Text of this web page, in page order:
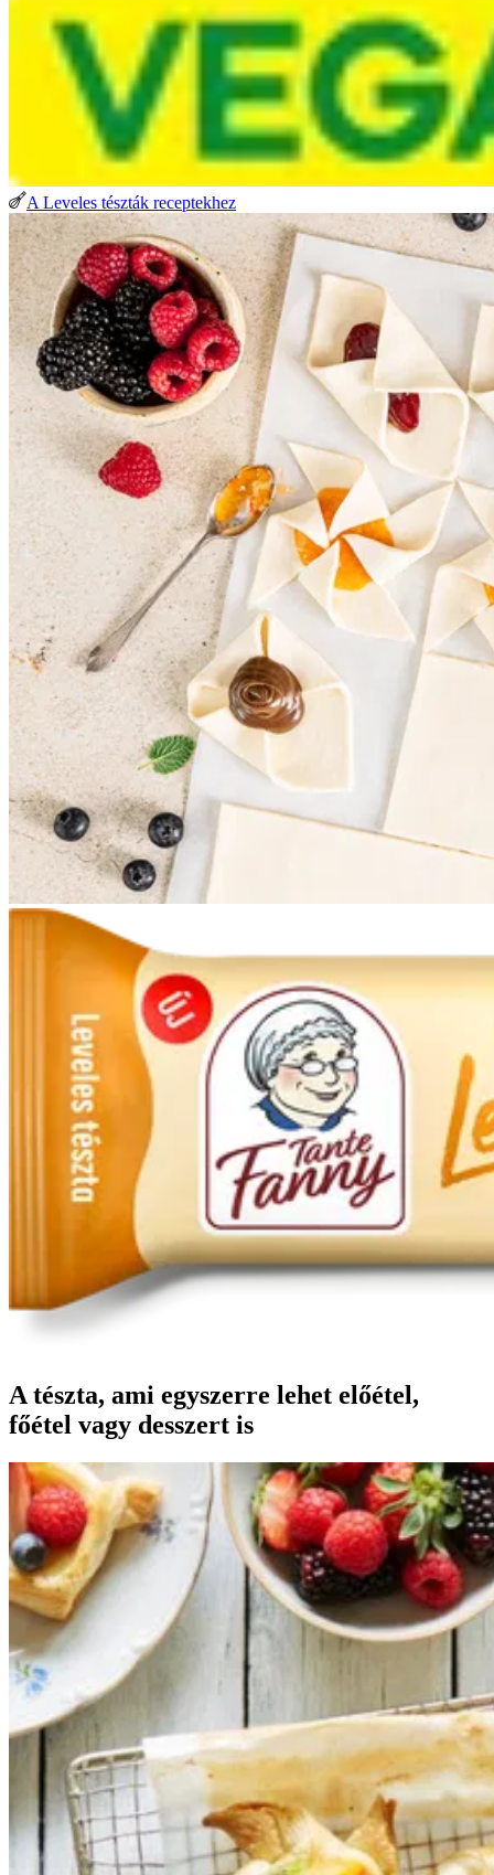
A Leveles tészták receptekhez
A tészta, ami egyszerre lehet előétel,
főétel vagy desszert is